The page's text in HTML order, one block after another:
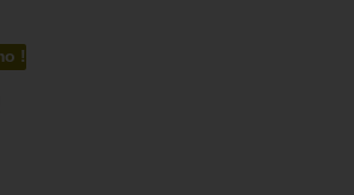
!